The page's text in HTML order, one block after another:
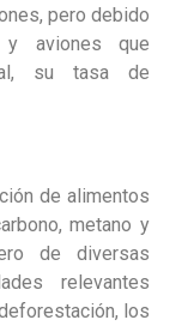
pero debido
aviones que
su tasa de
de alimentos
metano y
de diversas
relevantes
los